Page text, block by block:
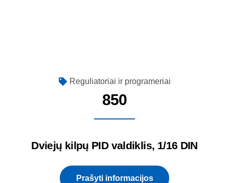
Reguliatoriai ir programeriai
850
Dviejų kilpų PID valdiklis, 1/16 DIN
Prašyti informacijos